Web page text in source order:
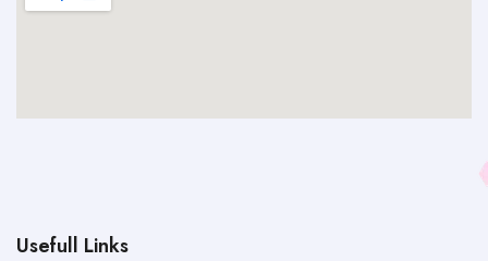
Usefull Links